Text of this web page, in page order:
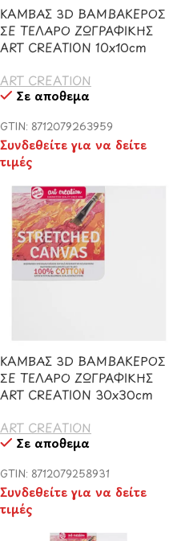
ΚΑΜΒΑΣ 3D ΒΑΜΒΑΚΕΡΟΣ
ΣΕ ΤΕΛΑΡΟ ΖΩΓΡΑΦΙΚΗΣ
ART CREATION 10x10cm
ART CREATION
Σε απόθεμα
GTIN: 8712079263959
Συνδεθείτε για να δείτε
τιμές
ΚΑΜΒΑΣ 3D ΒΑΜΒΑΚΕΡΟΣ
ΣΕ ΤΕΛΑΡΟ ΖΩΓΡΑΦΙΚΗΣ
ART CREATION 30x30cm
ART CREATION
Σε απόθεμα
GTIN: 8712079258931
Συνδεθείτε για να δείτε
τιμές